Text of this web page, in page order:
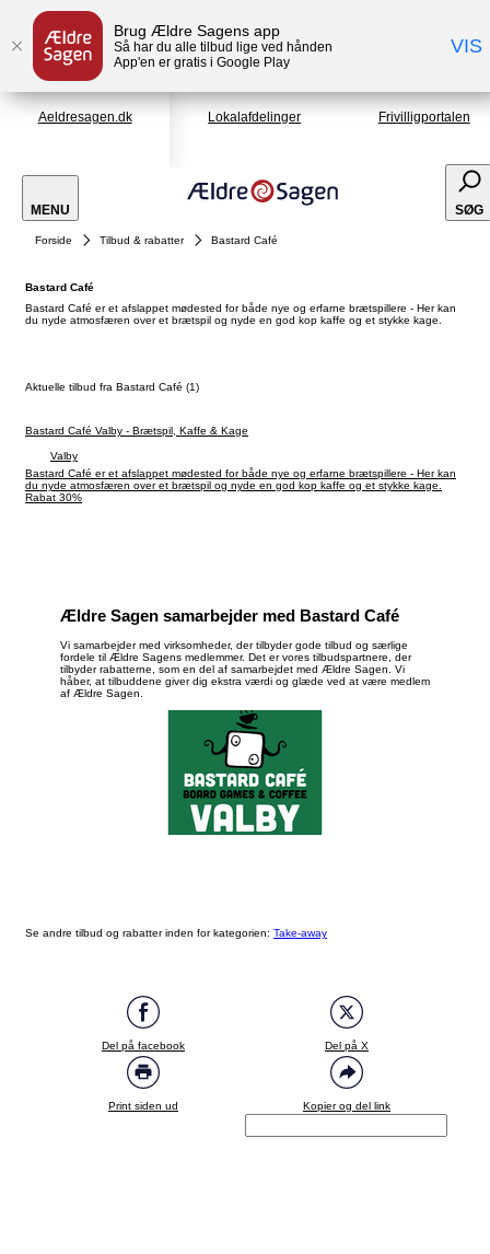
Brug Ældre Sagens app
Så har du alle tilbud lige ved hånden
App'en er gratis i Google Play
VIS
Aeldresagen.dk Lokalafdelinger Frivilligportalen
MENU SØG
Forside Tilbud & rabatter Bastard Café
Bastard Café
Bastard Café er et afslappet mødested for både nye og erfarne brætspillere - Her kan
du nyde atmosfæren over et brætspil og nyde en god kop kaffe og et stykke kage.
Aktuelle tilbud fra Bastard Café (1)
Bastard Café Valby - Brætspil, Kaffe & Kage
Valby
Bastard Café er et afslappet mødested for både nye og erfarne brætspillere - Her kan
du nyde atmosfæren over et brætspil og nyde en god kop kaffe og et stykke kage.
Rabat 30%
Ældre Sagen samarbejder med Bastard Café
Vi samarbejder med virksomheder, der tilbyder gode tilbud og særlige
fordele til Ældre Sagens medlemmer. Det er vores tilbudspartnere, der
tilbyder rabatterne, som en del af samarbejdet med Ældre Sagen. Vi
håber, at tilbuddene giver dig ekstra værdi og glæde ved at være medlem
af Ældre Sagen.
Se andre tilbud og rabatter inden for kategorien: Take-away
Del på facebook Del på X
Print siden ud Kopier og del link